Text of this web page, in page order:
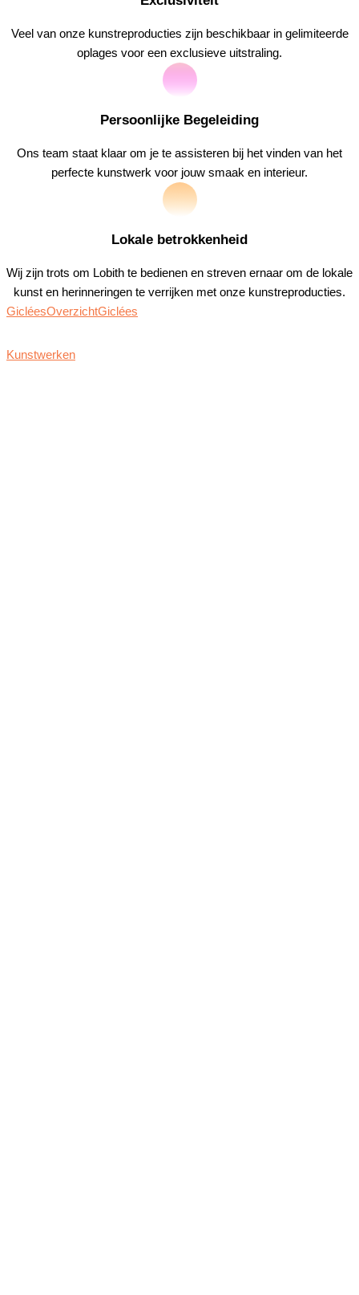
Veel van onze kunstreproducties zijn beschikbaar in gelimiteerde
oplages voor een exclusieve uitstraling.
Persoonlijke Begeleiding
Ons team staat klaar om je te assisteren bij het vinden van het
perfecte kunstwerk voor jouw smaak en interieur.
Lokale betrokkenheid
Wij zijn trots om Lobith te bedienen en streven ernaar om de lokale
kunst en herinneringen te verrijken met onze kunstreproducties.
GicléesOverzichtGiclées
Kunstwerken